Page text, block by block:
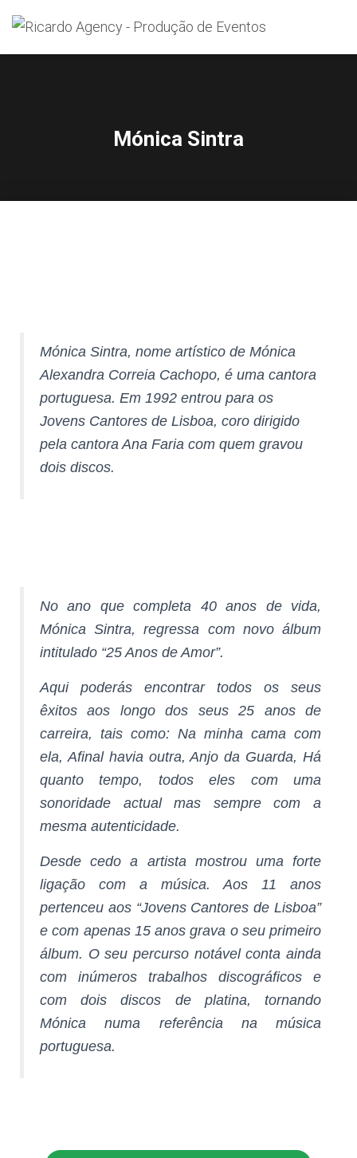
for:
Mónica Sintra
Mónica Sintra, nome artístico de Mónica
Alexandra Correia Cachopo, é uma cantora
portuguesa. Em 1992 entrou para os
Jovens Cantores de Lisboa, coro dirigido
pela cantora Ana Faria com quem gravou
dois discos.
No ano que completa 40 anos de vida,
Mónica Sintra, regressa com novo álbum
intitulado “25 Anos de Amor”.
Aqui poderás encontrar todos os seus
êxitos aos longo dos seus 25 anos de
carreira, tais como: Na minha cama com
ela, Afinal havia outra, Anjo da Guarda, Há
quanto tempo, todos eles com uma
sonoridade actual mas sempre com a
mesma autenticidade.
Desde cedo a artista mostrou uma forte
ligação com a música. Aos 11 anos
pertenceu aos “Jovens Cantores de Lisboa”
e com apenas 15 anos grava o seu primeiro
álbum. O seu percurso notável conta ainda
com inúmeros trabalhos discográficos e
com dois discos de platina, tornando
Mónica numa referência na música
portuguesa.